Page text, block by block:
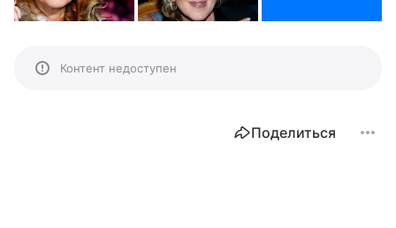
Контент недоступен
Поделиться